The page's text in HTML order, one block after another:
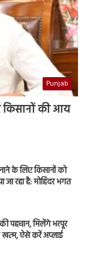
Punjab
किसानों की आय
के लिए किसानों को
रहा है: मोहिंदर भगत
पहचान, मिलेंगे भरपूर
खत्म, ऐसे करें अप्लाई